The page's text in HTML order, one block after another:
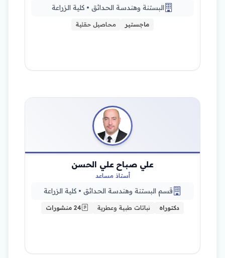
البستنة وهندسة الحدائق • كلية الزراعة
ماجستير محاصيل حقلية
علي صباح علي الحسن
أستاذ مساعد
قسم البستنة وهندسة الحدائق • كلية الزراعة
دكتوراه نباتات طبية وعطرية 24 منشورات